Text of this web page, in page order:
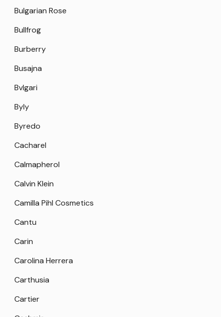
Bulgarian Rose
Bullfrog
Burberry
Busajna
Bvlgari
Byly
Byredo
Cacharel
Calmapherol
Calvin Klein
Camilla Pihl Cosmetics
Cantu
Carin
Carolina Herrera
Carthusia
Cartier